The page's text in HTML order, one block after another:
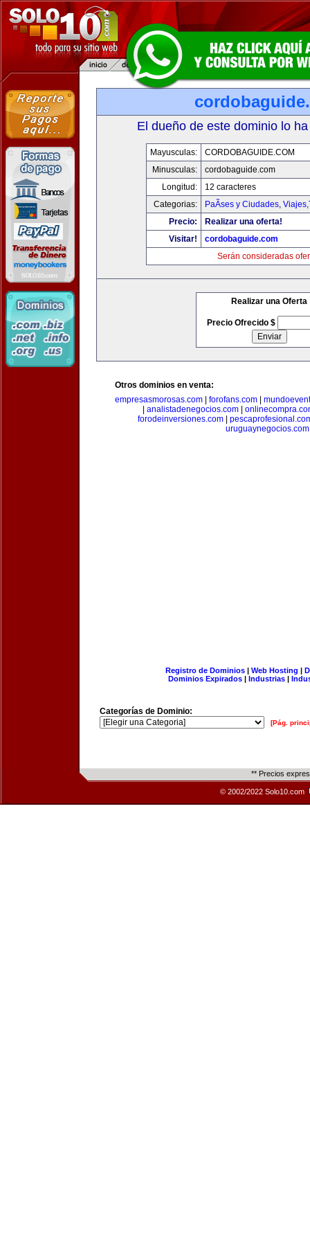
El dueño de este dominio lo
Mayusculas:
CORDOBAGUIDE.COM
Minusculas:
cordobaguide.com
Longitud:
12 caracteres
Categorias:
PaÃ­ses y Ciudades,
Precio:
Realizar una oferta!
Visitar!
cordobaguide.com
Serán consideradas
Realizar una Oferta
Precio Ofrecido $
Otros dominios en venta:
empresasmorosas.com
forofans.com
analistadenegocios.com
forodeinversiones.com
uruguaynegocios.com
Registro de Dominios| Web Hosting |
Dominios Expirados | Industrias |
Categorías de Dominio:
[Pág.
** Precios
© 2002/2022 Solo10.com